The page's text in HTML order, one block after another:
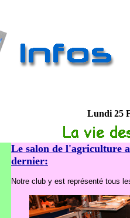
Lundi 25
Le salon de l'agriculture
dernier:
Notre club y est représenté tous